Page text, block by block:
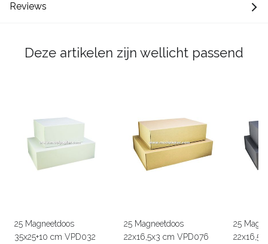
Reviews
Deze artikelen zijn wellicht passend
25 Magneetdoos
35x25+10 cm VPD032
25 Magneetdoos
22x16,5x3 cm VPD076
25